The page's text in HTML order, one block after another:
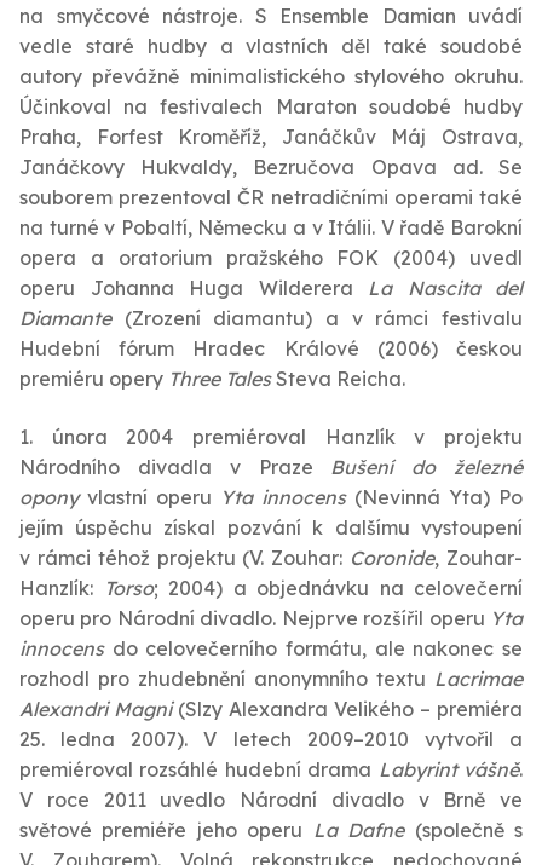
na smyčcové nástroje. S Ensemble Damian uvádí
vedle staré hudby a vlastních děl také soudobé
autory převážně minimalistického stylového okruhu.
Účinkoval na festivalech Maraton soudobé hudby
Praha, Forfest Kroměříž, Janáčkův Máj Ostrava,
Janáčkovy Hukvaldy, Bezručova Opava ad. Se
souborem prezentoval ČR netradičními operami také
na turné v Pobaltí, Německu a v Itálii. V řadě Barokní
opera a oratorium pražského FOK (2004) uvedl
operu Johanna Huga Wilderera La Nascita del
Diamante (Zrození diamantu) a v rámci festivalu
Hudební fórum Hradec Králové (2006) českou
premiéru opery Three TalesSteva Reicha.
1. února 2004 premiéroval Hanzlík v projektu
Národního divadla v Praze Bušení do železné
oponyvlastní operu Yta innocens (Nevinná Yta) Po
jejím úspěchu získal pozvání k dalšímu vystoupení
v rámci téhož projektu (V. Zouhar: Coronide, Zouhar-
Hanzlík: Torso; 2004) a objednávku na celovečerní
operu pro Národní divadlo. Nejprve rozšířil operu Yta
innocens do celovečerního formátu, ale nakonec se
rozhodl pro zhudebnění anonymního textu Lacrimae
Alexandri Magni(Slzy Alexandra Velikého – premiéra
25. ledna 2007). V letech 2009–2010 vytvořil a
premiéroval rozsáhlé hudební drama Labyrint vášně.
V roce 2011 uvedlo Národní divadlo v Brně ve
světové premiéře jeho operu La Dafne(společně s
V. Zouharem). Volná rekonstrukce nedochované